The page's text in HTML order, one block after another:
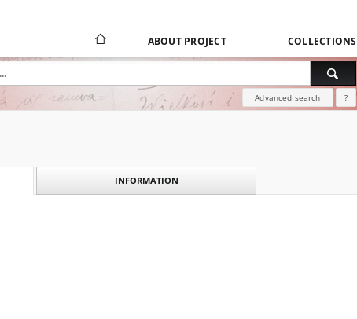
ABOUT PROJECT COLLECTIONS
Advanced search ?
INFORMATION